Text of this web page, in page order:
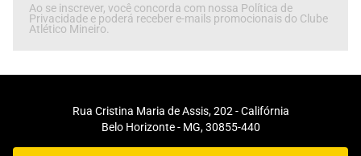
Ao se inscrever, você concorda com nossa Política de
Privacidade e poderá receber e-mails promocionais do Clube
Atlético Mineiro.
Rua Cristina Maria de Assis, 202 - Califórnia
Belo Horizonte - MG, 30855-440